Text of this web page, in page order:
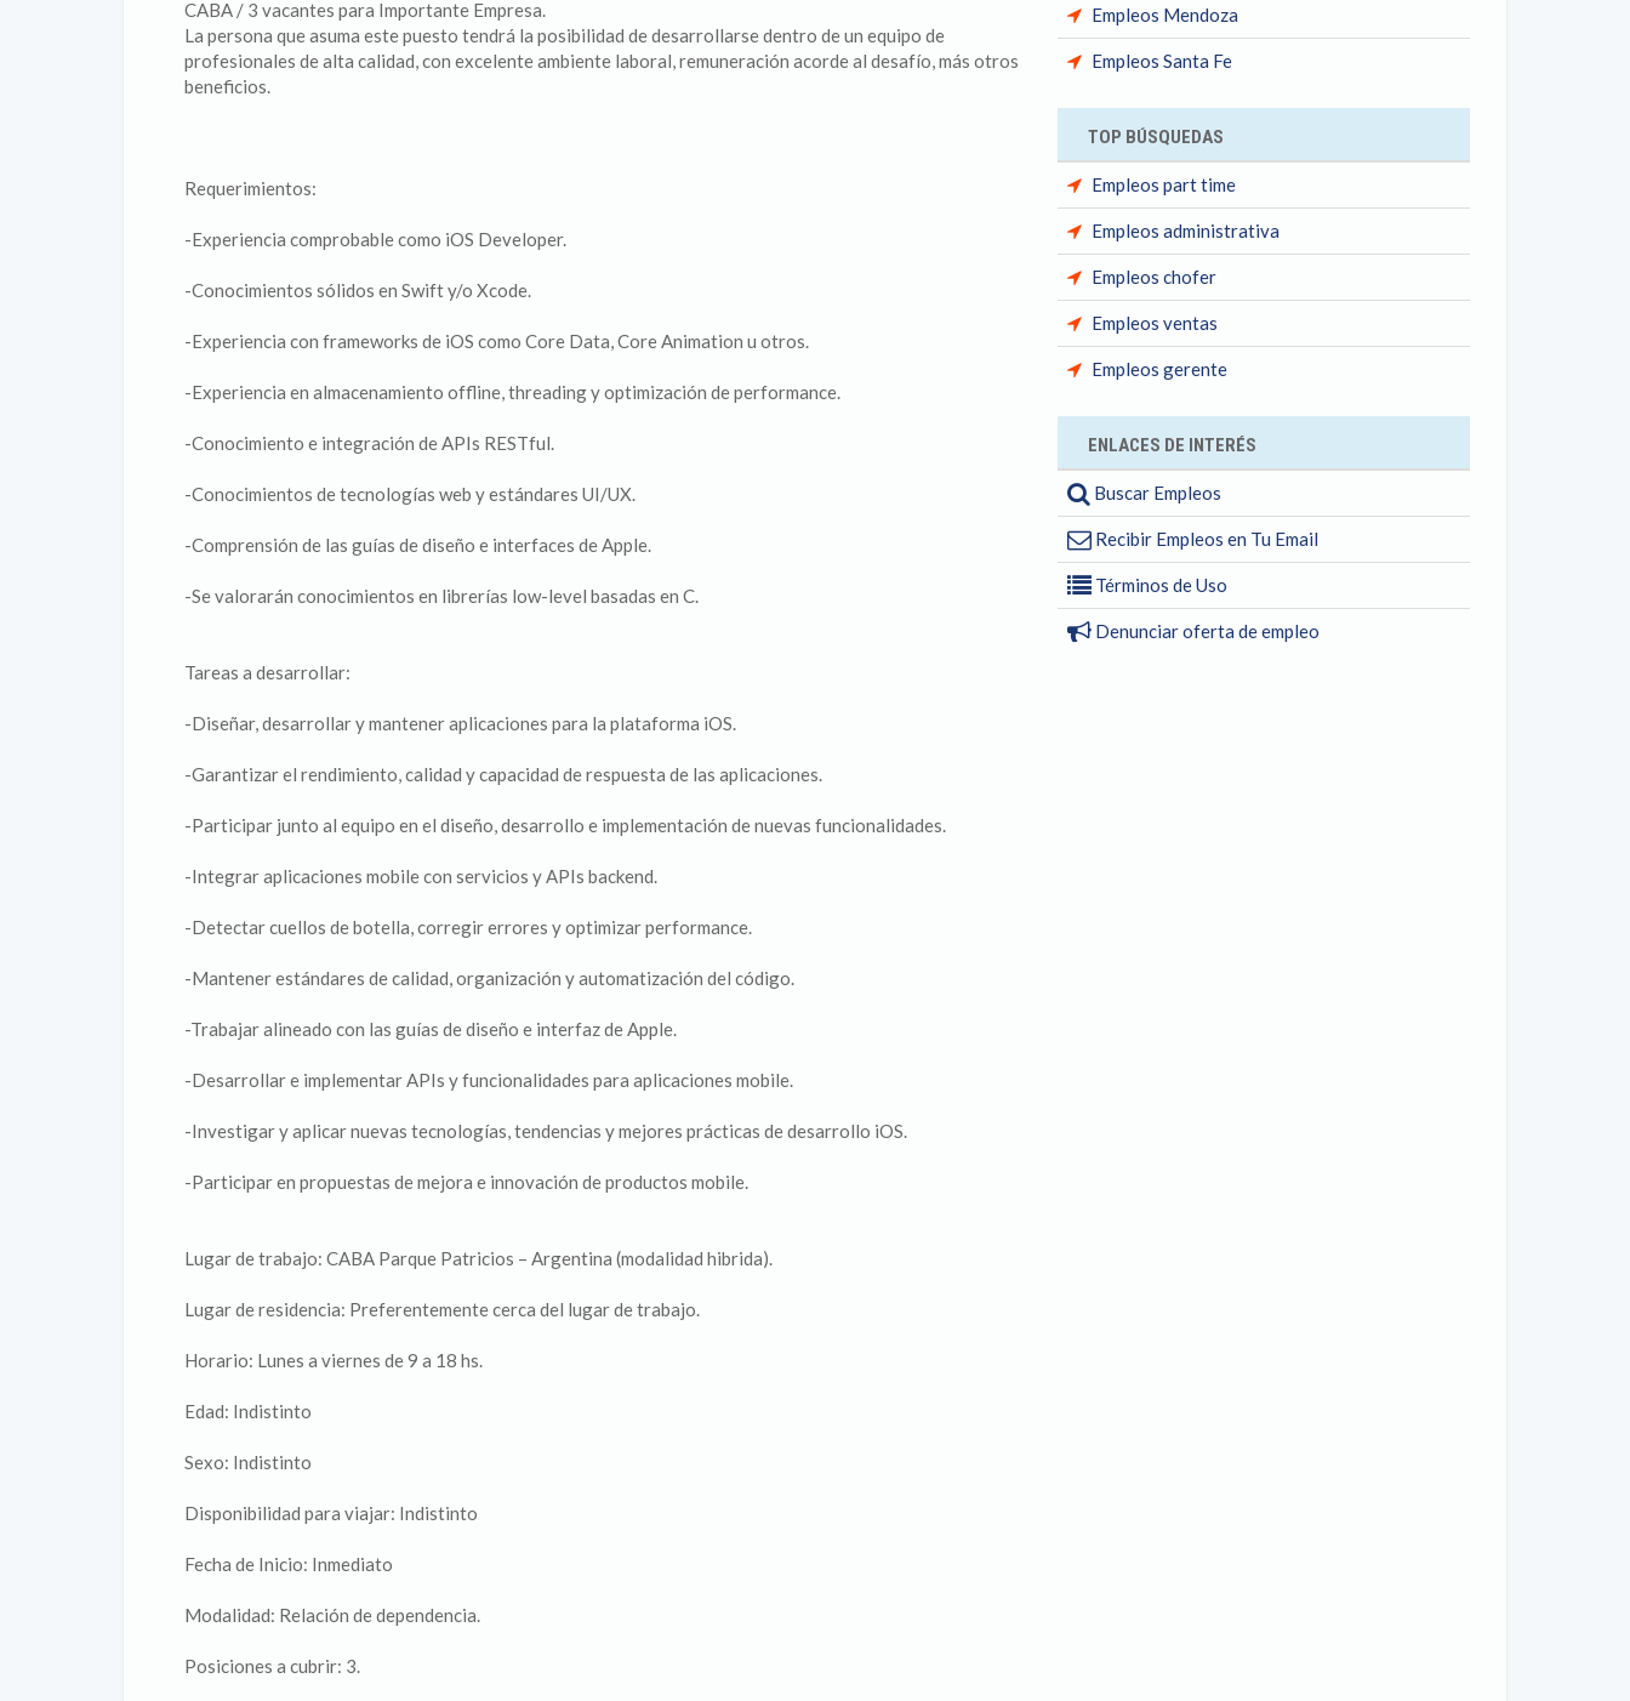
CABA / 3 vacantes para Importante Empresa.
La persona que asuma este puesto tendrá la posibilidad de desarrollarse dentro de un equipo de
profesionales de alta calidad, con excelente ambiente laboral, remuneración acorde al desafío, más otros
beneficios.
Requerimientos:
-Experiencia comprobable como iOS Developer.
-Conocimientos sólidos en Swift y/o Xcode.
-Experiencia con frameworks de iOS como Core Data, Core Animation u otros.
-Experiencia en almacenamiento offline, threading y optimización de performance.
-Conocimiento e integración de APIs RESTful.
-Conocimientos de tecnologías web y estándares UI/UX.
-Comprensión de las guías de diseño e interfaces de Apple.
-Se valorarán conocimientos en librerías low-level basadas en C.
Tareas a desarrollar:
-Diseñar, desarrollar y mantener aplicaciones para la plataforma iOS.
-Garantizar el rendimiento, calidad y capacidad de respuesta de las aplicaciones.
-Participar junto al equipo en el diseño, desarrollo e implementación de nuevas funcionalidades.
-Integrar aplicaciones mobile con servicios y APIs backend.
-Detectar cuellos de botella, corregir errores y optimizar performance.
-Mantener estándares de calidad, organización y automatización del código.
-Trabajar alineado con las guías de diseño e interfaz de Apple.
-Desarrollar e implementar APIs y funcionalidades para aplicaciones mobile.
-Investigar y aplicar nuevas tecnologías, tendencias y mejores prácticas de desarrollo iOS.
-Participar en propuestas de mejora e innovación de productos mobile.
Lugar de trabajo: CABA Parque Patricios – Argentina (modalidad hibrida).
Lugar de residencia: Preferentemente cerca del lugar de trabajo.
Horario: Lunes a viernes de 9 a 18 hs.
Edad: Indistinto
Sexo: Indistinto
Disponibilidad para viajar: Indistinto
Fecha de Inicio: Inmediato
Modalidad: Relación de dependencia.
Posiciones a cubrir: 3.
Empleos Mendoza
Empleos Santa Fe
TOP BÚSQUEDAS
Empleos part time
Empleos administrativa
Empleos chofer
Empleos ventas
Empleos gerente
ENLACES DE INTERÉS
Buscar Empleos
Recibir Empleos en Tu Email
Términos de Uso
Denunciar oferta de empleo